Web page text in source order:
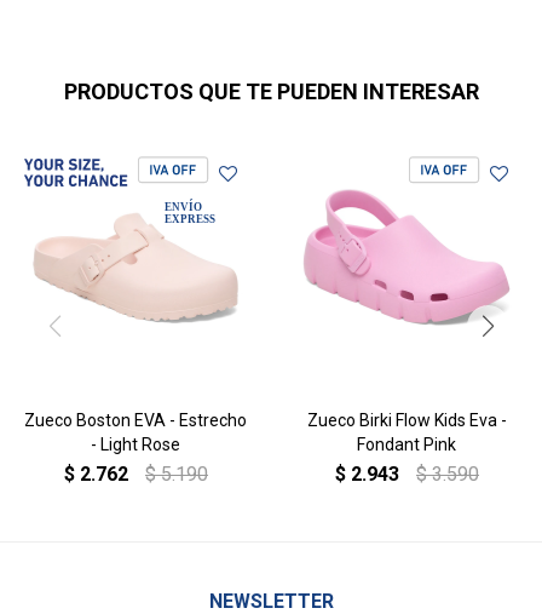
PRODUCTOS QUE TE PUEDEN INTERESAR
Zueco Boston EVA - Estrecho
- Light Rose
$ 2.762 $ 5.190
Zueco Birki Flow Kids Eva -
Fondant Pink
$ 2.943 $ 3.590
NEWSLETTER